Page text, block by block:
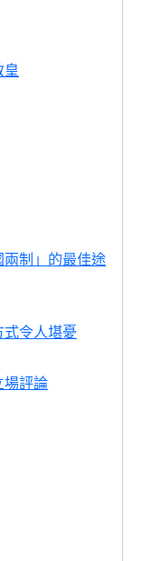
皇
兩制」的最佳途
令人堪憂
場評論